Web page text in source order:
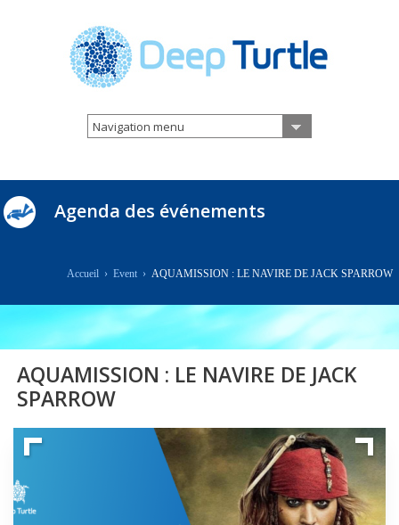
Navigation menu
Agenda des événements
Accueil› Event› AQUAMISSION : LE NAVIRE DE JACK SPARROW
AQUAMISSION : LE NAVIRE DE JACK
SPARROW